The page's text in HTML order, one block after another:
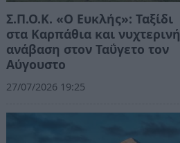
Σ.Π.Ο.Κ. «Ο Ευκλής»: Ταξίδι
στα Καρπάθια και νυχτερινή
ανάβαση στον Ταΰγετο τον
Αύγουστο
27/07/2026 19:25